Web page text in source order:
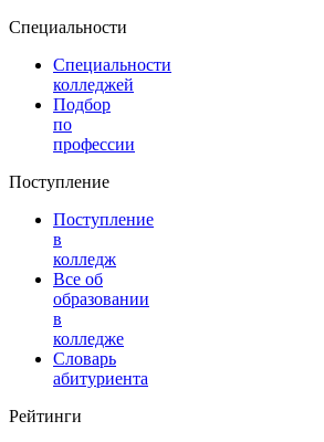
Специальности
Специальности
колледжей
Подбор
по
профессии
Поступление
Поступление
в
колледж
Все об
образовании
в
колледже
Словарь
абитуриента
Рейтинги